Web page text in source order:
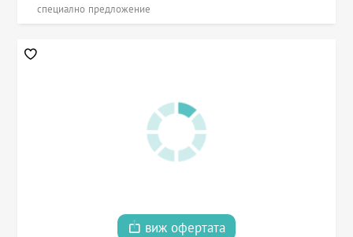
специално предложение
виж офертата